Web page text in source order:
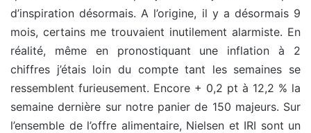
d’inspiration désormais. A l’origine, il y a désormais 9
mois, certains me trouvaient inutilement alarmiste. En
réalité, même en pronostiquant une inflation à 2
chiffres j’étais loin du compte tant les semaines se
ressemblent furieusement. Encore + 0,2 pt à 12,2 % la
semaine dernière sur notre panier de 150 majeurs. Sur
l’ensemble de l’offre alimentaire, Nielsen et IRI sont un